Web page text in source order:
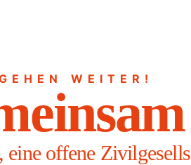
WEITER!
offene